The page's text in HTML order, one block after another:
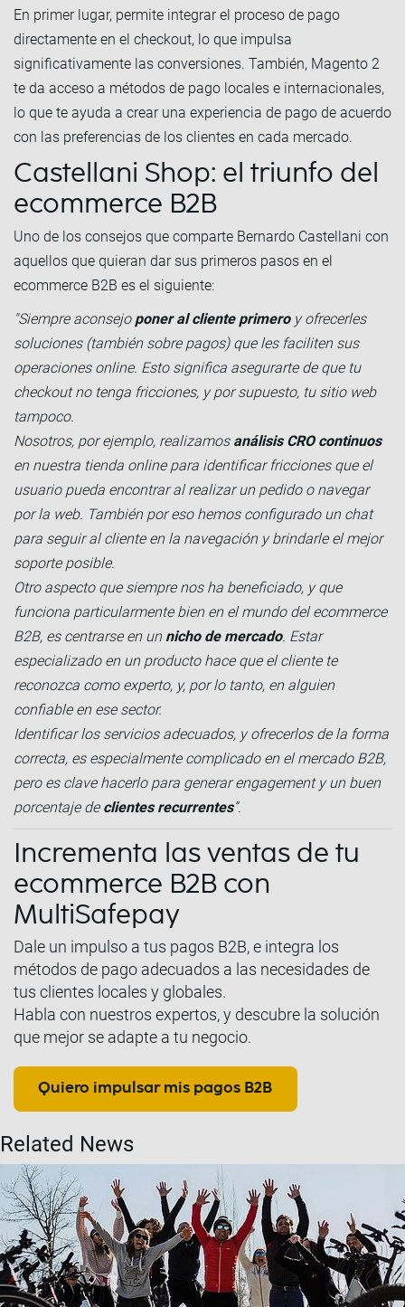
En primer lugar, permite integrar el proceso de pago
directamente en el checkout, lo que impulsa
significativamente las conversiones. También, Magento 2
te da acceso a métodos de pago locales e internacionales,
lo que te ayuda a crear una experiencia de pago de acuerdo
con las preferencias de los clientes en cada mercado.
Castellani Shop: el triunfo del
ecommerce B2B
Uno de los consejos que comparte Bernardo Castellani con
aquellos que quieran dar sus primeros pasos en el
ecommerce B2B es el siguiente:
"Siempre aconsejo poner al cliente primeroy ofrecerles
soluciones (también sobre pagos) que les faciliten sus
operaciones online. Esto significa asegurarte de que tu
checkout no tenga fricciones, y por supuesto, tu sitio web
tampoco.
Nosotros, por ejemplo, realizamos análisis CRO continuos
en nuestra tienda online para identificar fricciones que el
usuario pueda encontrar al realizar un pedido o navegar
por la web. También por eso hemos configurado un chat
para seguir al cliente en la navegación y brindarle el mejor
soporte posible.
Otro aspecto que siempre nos ha beneficiado, y que
funciona particularmente bien en el mundo del ecommerce
B2B, es centrarse en un nicho de mercado. Estar
especializado en un producto hace que el cliente te
reconozca como experto, y, por lo tanto, en alguien
confiable en ese sector.
Identificar los servicios adecuados, y ofrecerlos de la forma
correcta, es especialmente complicado en el mercado B2B,
pero es clave hacerlo para generar engagement y un buen
porcentaje declientes recurrentes”.
Incrementa las ventas de tu
ecommerce B2B con
MultiSafepay
Dale un impulso a tus pagos B2B, e integra los
métodos de pago adecuados a las necesidades de
tus clientes locales y globales.
Habla con nuestros expertos, y descubre la solución
que mejor se adapte a tu negocio.
Quiero impulsar mis pagos B2B
Related News